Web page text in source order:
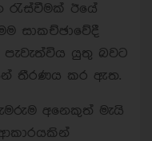
රැස්වීමක් ඊයේ
සාකච්ඡාවේදී
යුතු බවට
තීරණය කර ඇත.
අනෙකුත් මැයි